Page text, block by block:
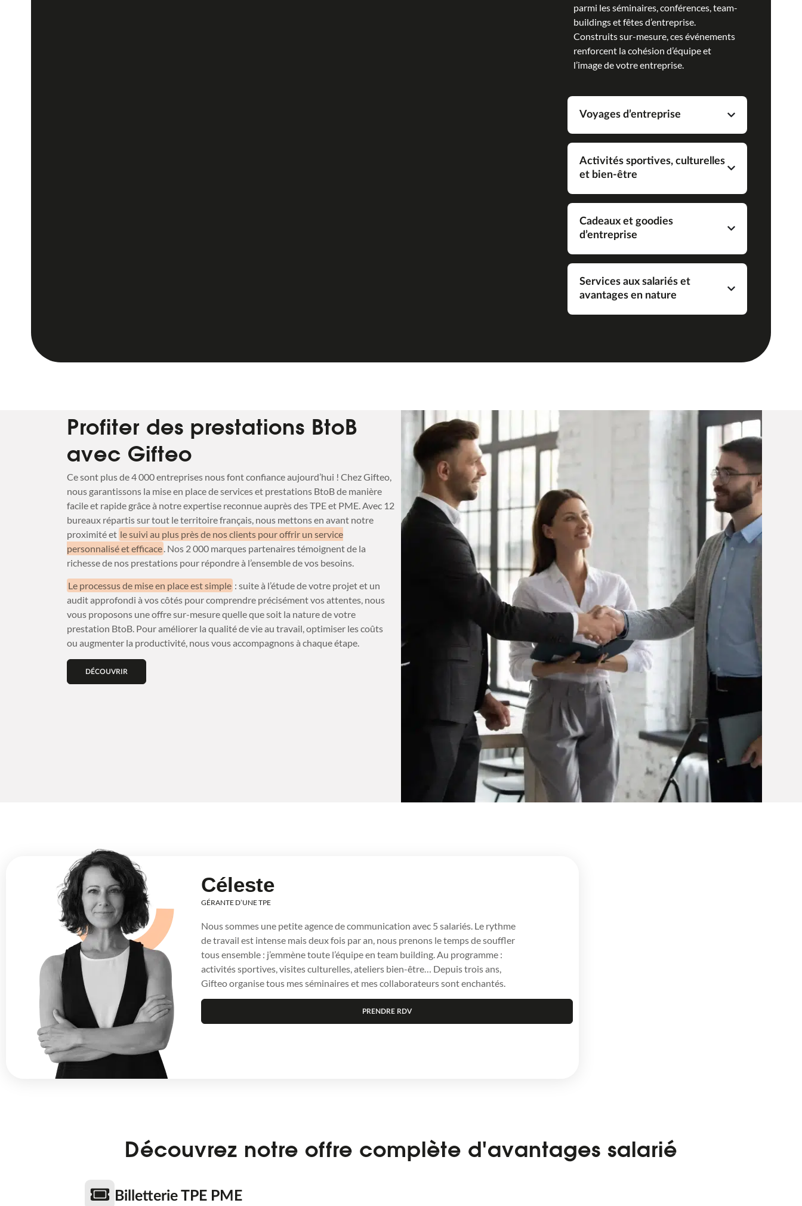
parmi les séminaires, conférences, team-
buildings et fêtes d’entreprise.
Construits sur-mesure, ces événements
renforcent la cohésion d’équipe et
l’image de votre entreprise.
Voyages d’entreprise
Activités sportives, culturelles
et bien-être
Cadeaux et goodies
d’entreprise
Services aux salariés et
avantages en nature
Profiter des prestations BtoB
avec Gifteo
Ce sont plus de 4 000 entreprises nous font confiance aujourd’hui ! Chez Gifteo,
nous garantissons la mise en place de services et prestations BtoB de manière
facile et rapide grâce à notre expertise reconnue auprès des TPE et PME. Avec 12
bureaux répartis sur tout le territoire français, nous mettons en avant notre
proximité et le suivi au plus près de nos clients pour offrir un service
personnalisé et efficace. Nos 2 000 marques partenaires témoignent de la
richesse de nos prestations pour répondre à l’ensemble de vos besoins.
Le processus de mise en place est simple : suite à l’étude de votre projet et un
audit approfondi à vos côtés pour comprendre précisément vos attentes, nous
vous proposons une offre sur-mesure quelle que soit la nature de votre
prestation BtoB. Pour améliorer la qualité de vie au travail, optimiser les coûts
ou augmenter la productivité, nous vous accompagnons à chaque étape.
DÉCOUVRIR
Céleste
GÉRANTE D’UNE TPE
Nous sommes une petite agence de communication avec 5 salariés. Le rythme
de travail est intense mais deux fois par an, nous prenons le temps de souffler
tous ensemble : j’emmène toute l’équipe en team building. Au programme :
activités sportives, visites culturelles, ateliers bien-être… Depuis trois ans,
Gifteo organise tous mes séminaires et mes collaborateurs sont enchantés.
PRENDRE RDV
Découvrez notre offre complète d'avantages salarié
Billetterie TPE PME